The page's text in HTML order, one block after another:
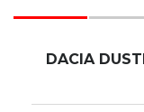
DACIA